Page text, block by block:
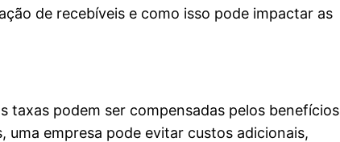
de recebíveis e como isso pode impactar as
taxas podem ser compensadas pelos benefícios
empresa pode evitar custos adicionais,